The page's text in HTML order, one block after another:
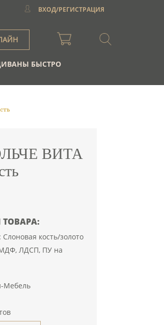
ВХОД/РЕГИСТРАЦИЯ
БЫСТРО
ВИТА
кость/золото
ЛДСП, ПУ на
Мебель